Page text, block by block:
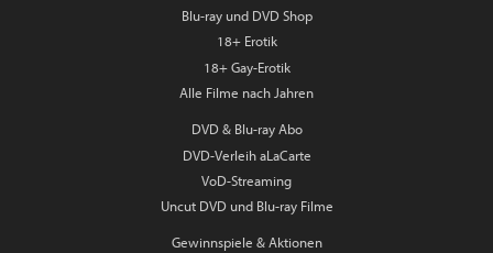
Blu-ray und DVD Shop
18+ Erotik
18+ Gay-Erotik
Alle Filme nach Jahren
DVD & Blu-ray Abo
DVD-Verleih aLaCarte
VoD-Streaming
Uncut DVD und Blu-ray Filme
Gewinnspiele & Aktionen